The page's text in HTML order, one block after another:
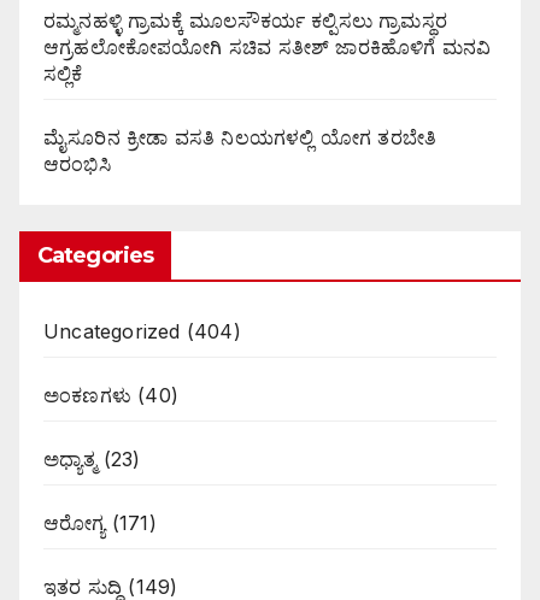
ರಮ್ಮನಹಳ್ಳಿ ಗ್ರಾಮಕ್ಕೆ ಮೂಲಸೌಕರ್ಯ ಕಲ್ಪಿಸಲು ಗ್ರಾಮಸ್ಥರ
ಆಗ್ರಹಲೋಕೋಪಯೋಗಿ ಸಚಿವ ಸತೀಶ್ ಜಾರಕಿಹೊಳಿಗೆ ಮನವಿ
ಸಲ್ಲಿಕೆ
ಮೈಸೂರಿನ ಕ್ರೀಡಾ ವಸತಿ ನಿಲಯಗಳಲ್ಲಿ ಯೋಗ ತರಬೇತಿ
ಆರಂಭಿಸಿ
Categories
Uncategorized (404)
ಅಂಕಣಗಳು (40)
ಅಧ್ಯಾತ್ಮ(23)
ಆರೋಗ್ಯ(171)
ಇತರ ಸುದ್ದಿ (149)